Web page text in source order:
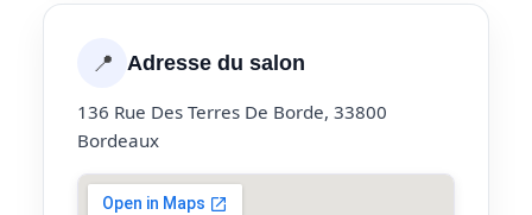
📍 Adresse du salon
136 Rue Des Terres De Borde, 33800
Bordeaux